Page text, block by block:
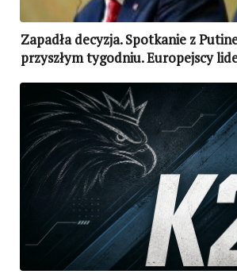
Zapadła decyzja. Spotkanie z
przyszłym tygodniu. Europejscy